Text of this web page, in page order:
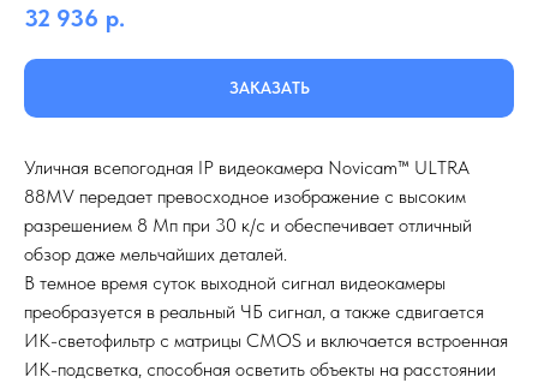
32 936 р.
ЗАКАЗАТЬ
Уличная всепогодная IP видеокамера Novicam™ ULТRA
88MV передает превосходное изображение с высоким
разрешением 8 Мп при 30 к/с и обеспечивает отличный
обзор даже мельчайших деталей.
В темное время суток выходной сигнал видеокамеры
преобразуется в реальный ЧБ сигнал, а также сдвигается
ИК-светофильтр с матрицы CMOS и включается встроенная
ИК-подсветка, способная осветить объекты на расстоянии